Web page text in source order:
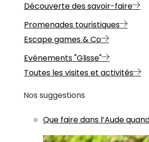
Découverte des savoir-faire
Promenades touristiques
Escape games & Co
Evénements "Glisse"
Toutes les visites et activités
Nos suggestions
Que faire dans l’Aude